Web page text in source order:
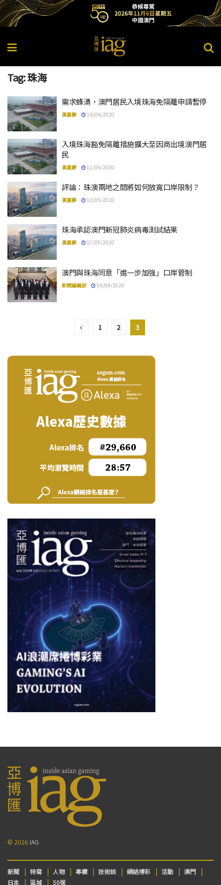
Tag:珠海
需求蜂湧，澳門居民入境珠海免隔離申請暫停
黃嘉靜 16/06/2020
入境珠海豁免隔離措施擴大至因商出境澳門居
民
黃嘉靜 11/06/2020
評論：珠澳兩地之間將如何放寬口岸限制？
黃嘉靜 12/05/2020
珠海承認澳門新冠肺炎病毒測試結果
黃嘉靜 07/05/2020
澳門與珠海同意「進一步加強」口岸管制
新聞編輯部 06/04/2020
1 2 3
© 2026 IAG
新聞 特寫 人物 專欄 技術談 網絡博彩 活動
澳門
日本
區域 50强